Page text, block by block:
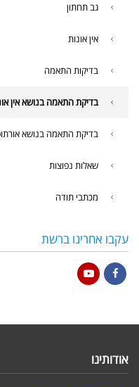
גב תחתון
אין אונות
בדיקות התאמה
בדיקת התאמה בנושא אין
בדיקת התאמה בנושא
שאלות נפוצות
מכתבי תודה
עקבו אחרינו ברשת
אודותינו